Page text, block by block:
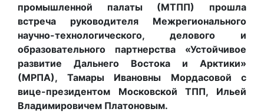
промышленной палаты (МТПП) прошла
встреча руководителя Межрегионального
научно-технологического, делового и
образовательного партнерства «Устойчивое
развитие Дальнего Востока и Арктики»
(МРПА), Тамары Ивановны Мордасовой с
вице-президентом Московской ТПП, Ильей
Владимировичем Платоновым.